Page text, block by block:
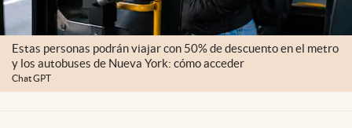
Estas personas podrán viajar con 50% de descuento en el metro
y los autobuses de Nueva York: cómo acceder
Chat GPT